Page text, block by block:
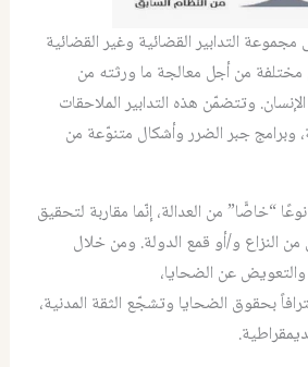
مجموعة التدابير القضائية وغير القضائية
من أجل معالجة ما ورثته من
وتتضمّن هذه التدابير الملاحقات
وبرامج جبر الضرر وأشكال متنوّعة من
“خاصًّا” من العدالة، إنّما مقاربة لتحقيق
من النزاع و/أو قمع الدولة. ومن خلال
عن الضحايا،
بحقوق الضحايا وتشجّع الثقة المدنية،